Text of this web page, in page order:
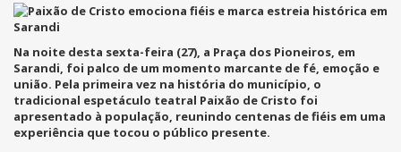
Na noite desta sexta-feira (27), a Praça dos Pioneiros, em
Sarandi, foi palco de um momento marcante de fé, emoção e
união. Pela primeira vez na história do município, o
tradicional espetáculo teatral Paixão de Cristo foi
apresentado à população, reunindo centenas de fiéis em uma
experiência que tocou o público presente.